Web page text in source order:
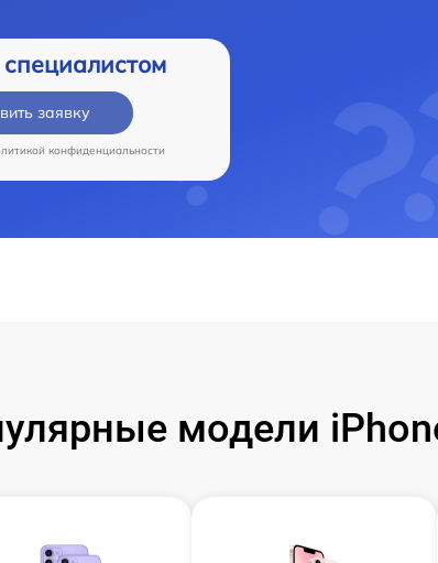
заявку
конфиденциальности
модели